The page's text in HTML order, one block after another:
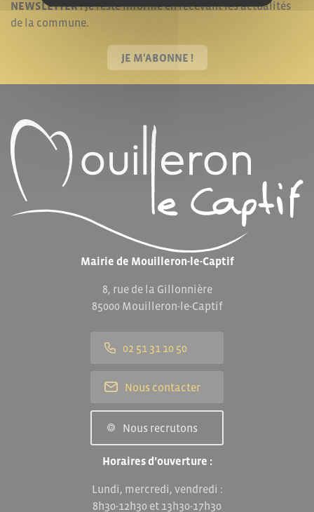
NEWSLETTER !Je reste informé en recevant les actualités
de la commune.
JE M'ABONNE !
Mairie de Mouilleron-le-Captif
8, rue de la Gillonnière
85000 Mouilleron-le-Captif
02 51 31 10 50
Nous contacter
Nous recrutons
Horaires d’ouverture :
Lundi, mercredi, vendredi :
8h30-12h30 et 13h30-17h30